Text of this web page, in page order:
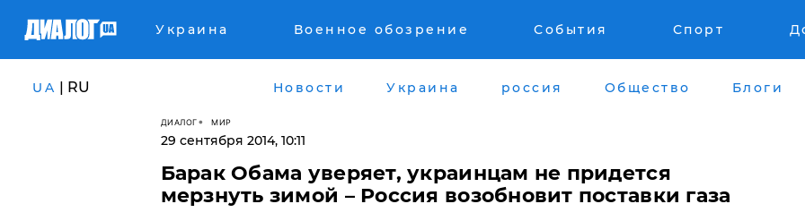
Украина Военное обозрение События Спорт
UA | RU Новости Украина россия Общество Блоги
ДИАЛОГ МИР
29 сентября 2014, 10:11
​Барак Обама уверяет, украинцам не придется
мерзнуть зимой – Россия возобновит поставки газа